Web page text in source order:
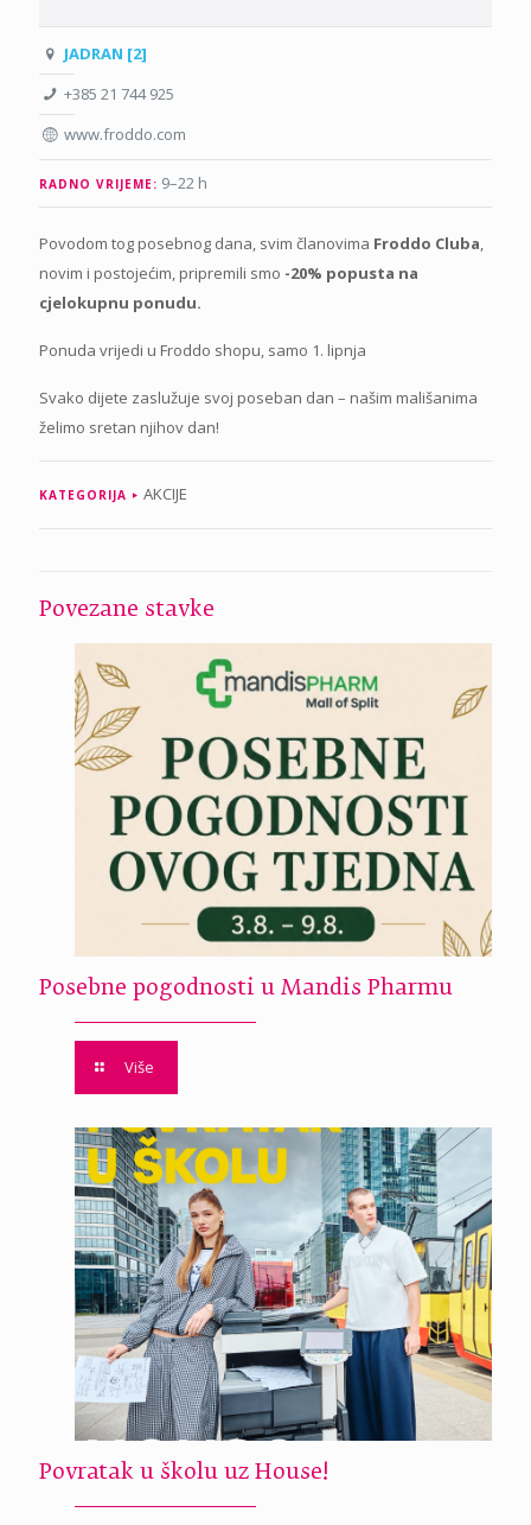
JADRAN [2]
+385 21 744 925
www.froddo.com
RADNO VRIJEME: 9–22 h
Povodom tog posebnog dana, svim članovima Froddo Cluba,
novim i postojećim, pripremili smo -20% popusta na
cjelokupnu ponudu.
Ponuda vrijedi u Froddo shopu, samo 1. lipnja
Svako dijete zaslužuje svoj poseban dan – našim mališanima
želimo sretan njihov dan!
KATEGORIJA AKCIJE
Povezane stavke
Posebne pogodnosti u Mandis Pharmu
Više
Povratak u školu uz House!